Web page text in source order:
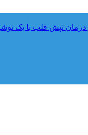
درمان تپش قلب با یک